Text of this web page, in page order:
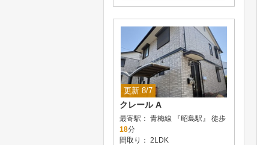
更新 8/7
クレール A
最寄駅： 青梅線 『昭島駅』 徒歩
18分
間取り： 2LDK